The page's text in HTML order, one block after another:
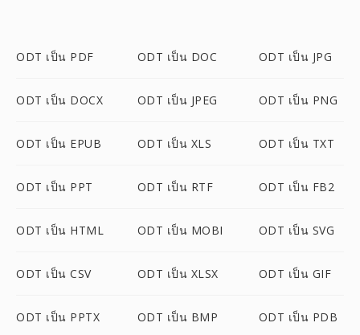
ODT เป็น PDF ODT เป็น DOC ODT เป็น JPG
ODT เป็น DOCX ODT เป็น JPEG ODT เป็น PNG
ODT เป็น EPUB ODT เป็น XLS ODT เป็น TXT
ODT เป็น PPT ODT เป็น RTF ODT เป็น FB2
ODT เป็น HTML ODT เป็น MOBI ODT เป็น SVG
ODT เป็น CSV ODT เป็น XLSX ODT เป็น GIF
ODT เป็น PPTX ODT เป็น BMP ODT เป็น PDB